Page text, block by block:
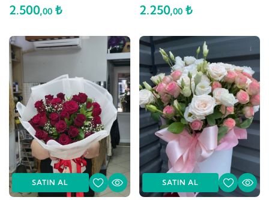
2.500,00 ₺ 2.250,00₺
SATIN AL SATIN AL